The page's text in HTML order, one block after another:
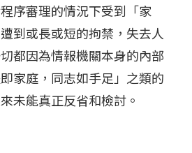
序審理的情況下受到「家
到或長或短的拘禁，失去人
都因為情報機關本身的內部
家庭，同志如手足」之類的
未能真正反省和檢討。